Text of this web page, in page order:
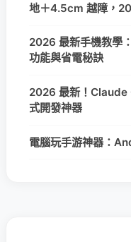
地＋4.5cm 越障，
2026 最新手機教學
功能與省電秘訣
2026 最新！Claude
式開發神器
電腦玩手游神器：